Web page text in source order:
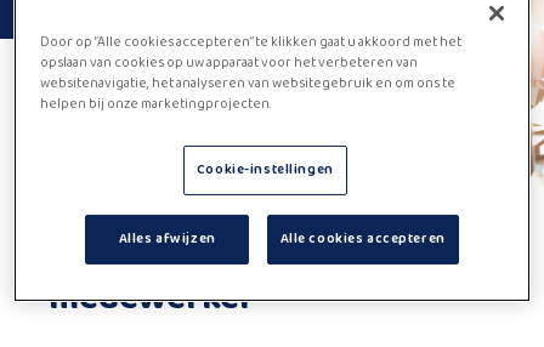
Werken als callcenter
medewerker
Door op “Alle cookies accepteren” te klikken gaat u akkoord met het
opslaan van cookies op uw apparaat voor het verbeteren van
websitenavigatie, het analyseren van websitegebruik en om ons te
helpen bij onze marketingprojecten.
Cookie-instellingen
Alles afwijzen Alle cookies accepteren